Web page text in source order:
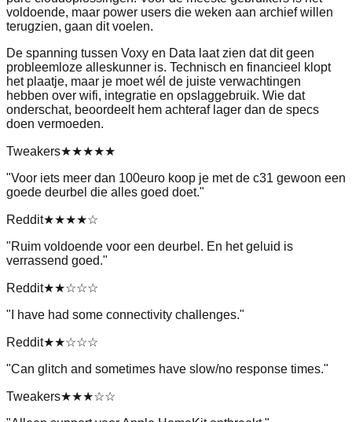
voldoende, maar power users die weken aan archief willen
terugzien, gaan dit voelen.
De spanning tussen Voxy en Data laat zien dat dit geen
probleemloze alleskunner is. Technisch en financieel klopt
het plaatje, maar je moet wél de juiste verwachtingen
hebben over wifi, integratie en opslaggebruik. Wie dat
onderschat, beoordeelt hem achteraf lager dan de specs
doen vermoeden.
Tweakers★★★★★
"Voor iets meer dan 100euro koop je met de c31 gewoon een
goede deurbel die alles goed doet."
Reddit★★★★☆
"Ruim voldoende voor een deurbel. En het geluid is
verrassend goed."
Reddit★★☆☆☆
" I have had some connectivity challenges."
Reddit★★☆☆☆
"Can glitch and sometimes have slow/no response times."
Tweakers★★★☆☆